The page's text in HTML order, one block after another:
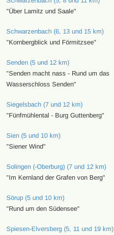
"Über Lamitz und Saale"
Schwarzenbach (6, 13 und 15 km)
"Kornbergblick und Förmitzsee"
Senden (5 und 12 km)
"Senden macht nass - Rund um das
Wasserschloss Senden"
Siegelsbach (7 und 12 km)
"Fünfmühlental - Burg Guttenberg"
Sien (5 und 10 km)
"Siener Wind"
Solingen (-Oberburg) (7 und 12 km)
"Im Kernland der Grafen von Berg"
Sörup (5 und 10 km)
"Rund um den Südensee"
Spiesen-Elversberg (5, 11 und 19 km)